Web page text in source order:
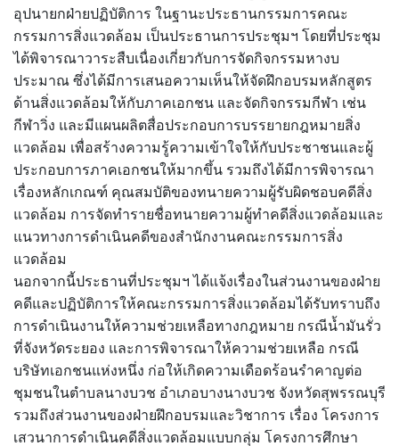
อุปนายกฝ่ายปฏิบัติการ ในฐานะประธานกรรมการคณะ
กรรมการสิ่งแวดล้อม เป็นประธานการประชุมฯ โดยที่ประชุม
ได้พิจารณาวาระสืบเนื่องเกี่ยวกับการจัดกิจกรรมหางบ
ประมาณ ซึ่งได้มีการเสนอความเห็นให้จัดฝึกอบรมหลักสูตร
ด้านสิ่งแวดล้อมให้กับภาคเอกชน และจัดกิจกรรมกีฬา เช่น
กีฬาวิ่ง และมีแผนผลิตสื่อประกอบการบรรยายกฎหมายสิ่ง
แวดล้อม เพื่อสร้างความรู้ความเข้าใจให้กับประชาชนและผู้
ประกอบการภาคเอกชนให้มากขึ้น รวมถึงได้มีการพิจารณา
เรื่องหลักเกณฑ์ คุณสมบัติของทนายความผู้รับผิดชอบคดีสิ่ง
แวดล้อม การจัดทำรายชื่อทนายความผู้ทำคดีสิ่งแวดล้อมและ
แนวทางการดำเนินคดีของสำนักงานคณะกรรมการสิ่ง
แวดล้อม
นอกจากนี้ประธานที่ประชุมฯ ได้แจ้งเรื่องในส่วนงานของฝ่าย
คดีและปฏิบัติการให้คณะกรรมการสิ่งแวดล้อมได้รับทราบถึง
การดำเนินงานให้ความช่วยเหลือทางกฎหมาย กรณีน้ำมันรั่ว
ที่จังหวัดระยอง และการพิจารณาให้ความช่วยเหลือ กรณี
บริษัทเอกชนแห่งหนึ่ง ก่อให้เกิดความเดือดร้อนรำคาญต่อ
ชุมชนในตำบลนางบวช อำเภอบางนางบวช จังหวัดสุพรรณบุรี
รวมถึงส่วนงานของฝ่ายฝึกอบรมและวิชาการ เรื่อง โครงการ
เสวนาการดำเนินคดีสิ่งแวดล้อมแบบกลุ่ม โครงการศึกษา